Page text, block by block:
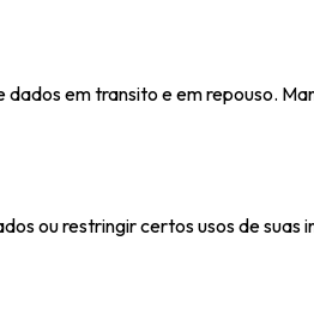
em transito e em repouso.
ou restringir certos usos de suas